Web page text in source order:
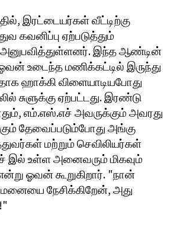
இரட்டையர்கள் வீட்டிற்கு
கவனிப்பு ஏற்படுத்தும்
அனுபவித்துள்ளனர். இந்த ஆண்டின்
உடைந்த மணிக்கட்டில் இருந்து
ஹாக்கி விளையாடியபோது
சுளுக்கு ஏற்பட்டது. இரண்டு
எம்.எஸ்.எச் அவருக்கும் அவரது
தேவைப்படும்போது அங்கு
மற்றும் செவிலியர்கள்
இல் உள்ள அனைவரும் மிகவும்
ஓவன் கூறுகிறார். "நான்
நேசிக்கிறேன், அது